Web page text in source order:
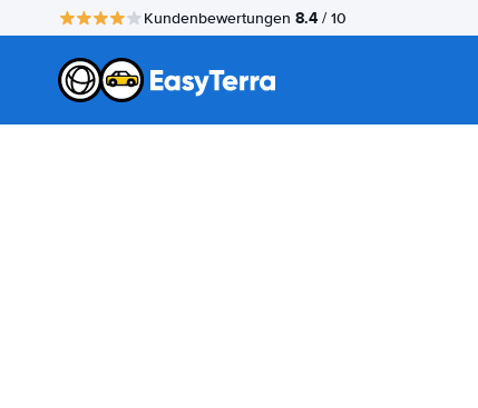
Kundenbewertungen 8.4 / 10